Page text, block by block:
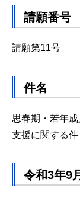
請願番号
請願第11号
件名
思春期・若年
支援に関する件
令和3年9